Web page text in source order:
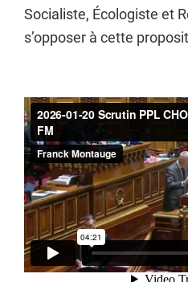
Socialiste, Écologiste et
s’opposer à cette